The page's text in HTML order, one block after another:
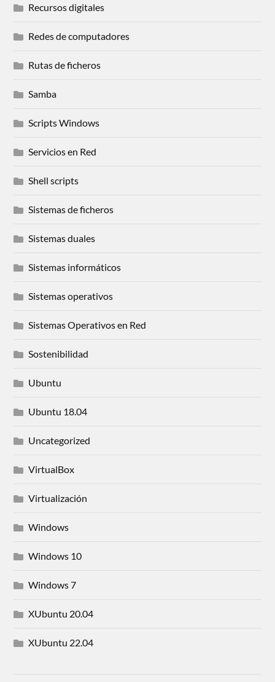
Recursos digitales
Redes de computadores
Rutas de ficheros
Samba
Scripts Windows
Servicios en Red
Shell scripts
Sistemas de ficheros
Sistemas duales
Sistemas informáticos
Sistemas operativos
Sistemas Operativos en Red
Sostenibilidad
Ubuntu
Ubuntu 18.04
Uncategorized
VirtualBox
Virtualización
Windows
Windows 10
Windows 7
XUbuntu 20.04
XUbuntu 22.04